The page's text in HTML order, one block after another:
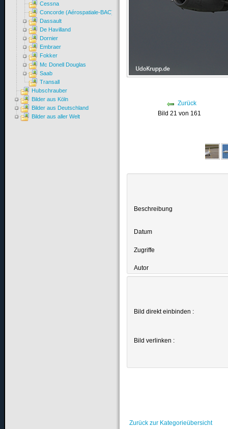
Zurück
Bild 21 von 161
Beschreibung
Datum
Zugriffe
Autor
Bild direkt einbinden :
Bild verlinken :
Zurück zur Kategorieübersicht
Cessna
Concorde (Aérospatiale-BAC)
Dassault
De Havilland
Dornier
Embraer
Fokker
Mc Donell Douglas
Saab
Transall
Hubschrauber
Bilder aus Köln
Bilder aus Deutschland
Bilder aus aller Welt